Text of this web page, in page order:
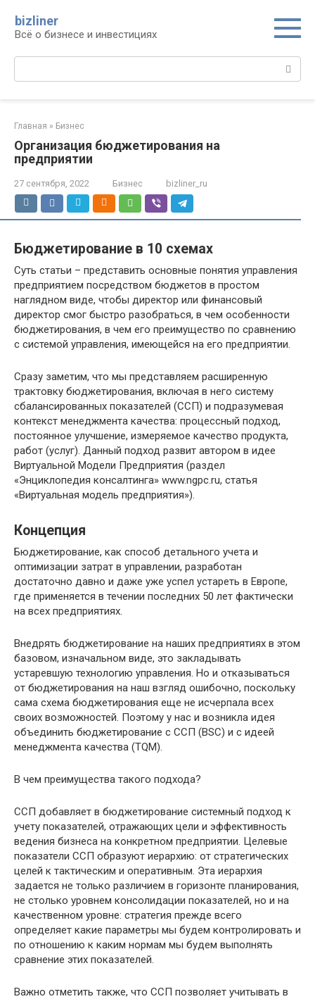
контенту
bizliner
Всё о бизнесе и инвестициях
Поиск:
Главная » Бизнес
Организация бюджетирования на
предприятии
27 сентября, 2022 Бизнес bizliner_ru
Бюджетирование в 10 схемах
Суть статьи – представить основные понятия управления
предприятием посредством бюджетов в простом
наглядном виде, чтобы директор или финансовый
директор смог быстро разобраться, в чем особенности
бюджетирования, в чем его преимущество по сравнению
с системой управления, имеющейся на его предприятии.
Сразу заметим, что мы представляем расширенную
трактовку бюджетирования, включая в него систему
сбалансированных показателей (ССП) и подразумевая
контекст менеджмента качества: процессный подход,
постоянное улучшение, измеряемое качество продукта,
работ (услуг). Данный подход развит автором в идее
Виртуальной Модели Предприятия (раздел
«Энциклопедия консалтинга» www.ngpc.ru, статья
«Виртуальная модель предприятия»).
Концепция
Бюджетирование, как способ детального учета и
оптимизации затрат в управлении, разработан
достаточно давно и даже уже успел устареть в Европе,
где применяется в течении последних 50 лет фактически
на всех предприятиях.
Внедрять бюджетирование на наших предприятиях в этом
базовом, изначальном виде, это закладывать
устаревшую технологию управления. Но и отказываться
от бюджетирования на наш взгляд ошибочно, поскольку
сама схема бюджетирования еще не исчерпала всех
своих возможностей. Поэтому у нас и возникла идея
объединить бюджетирование с ССП (BSC) и с идеей
менеджмента качества (TQM).
В чем преимущества такого подхода?
ССП добавляет в бюджетирование системный подход к
учету показателей, отражающих цели и эффективность
ведения бизнеса на конкретном предприятии. Целевые
показатели ССП образуют иерархию: от стратегических
целей к тактическим и оперативным. Эта иерархия
задается не только различием в горизонте планирования,
не столько уровнем консолидации показателей, но и на
качественном уровне: стратегия прежде всего
определяет какие параметры мы будем контролировать и
по отношению к каким нормам мы будем выполнять
сравнение этих показателей.
Важно отметить также, что ССП позволяет учитывать в